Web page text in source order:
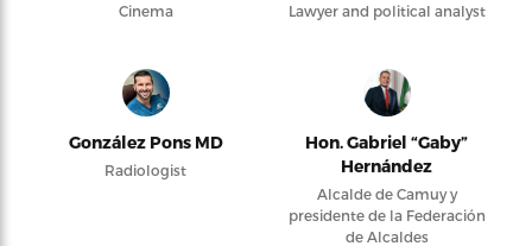
Cinema Lawyer and political analyst
González Pons MD
Radiologist
Hon. Gabriel “Gaby”
Hernández
Alcalde de Camuy y
presidente de la Federación
de Alcaldes